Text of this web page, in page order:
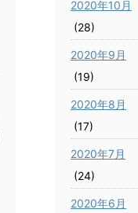
2020年10月
(28)
2020年9月
(19)
2020年8月
(17)
2020年7月
(24)
2020年6月